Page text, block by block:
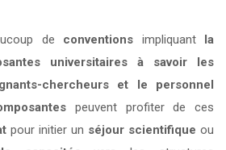
de conventions impliquant la
universitaires à savoir les
chercheurs et le personnel
peuvent profiter de ces
pour initier un séjour scientifique ou